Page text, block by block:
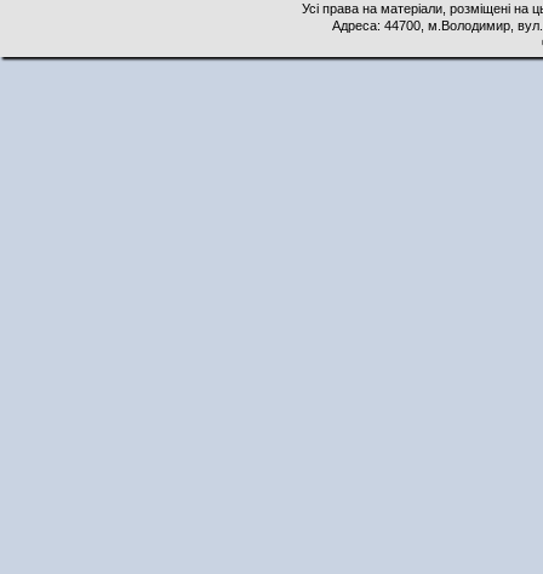
Усі права на матеріали, розміщені на
Адреса: 44700, м.Володимир,